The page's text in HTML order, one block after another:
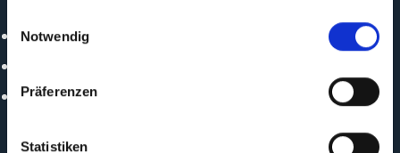
Notwendig
Präferenzen
Statistiken
Energy Commission of Nigeria
Ministry of Energy and Petroleum, Directorate for